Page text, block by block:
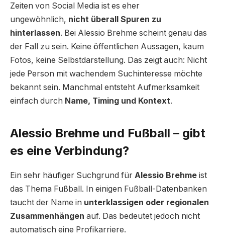
Zeiten von Social Media ist es eher
ungewöhnlich, nicht überall Spuren zu
hinterlassen. Bei Alessio Brehme scheint genau das
der Fall zu sein. Keine öffentlichen Aussagen, kaum
Fotos, keine Selbstdarstellung. Das zeigt auch: Nicht
jede Person mit wachendem Suchinteresse möchte
bekannt sein. Manchmal entsteht Aufmerksamkeit
einfach durch Name, Timing und Kontext.
Alessio Brehme und Fußball – gibt
es eine Verbindung?
Ein sehr häufiger Suchgrund für Alessio Brehme ist
das Thema Fußball. In einigen Fußball-Datenbanken
taucht der Name in unterklassigen oder regionalen
Zusammenhängen auf. Das bedeutet jedoch nicht
automatisch eine Profikarriere.